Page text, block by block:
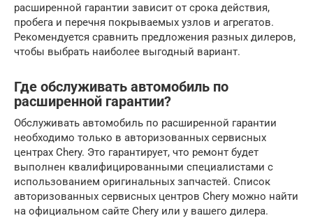
расширенной гарантии зависит от срока действия,
пробега и перечня покрываемых узлов и агрегатов.
Рекомендуется сравнить предложения разных дилеров,
чтобы выбрать наиболее выгодный вариант.
Где обслуживать автомобиль по
расширенной гарантии?
Обслуживать автомобиль по расширенной гарантии
необходимо только в авторизованных сервисных
центрах Chery. Это гарантирует, что ремонт будет
выполнен квалифицированными специалистами с
использованием оригинальных запчастей. Список
авторизованных сервисных центров Chery можно найти
на официальном сайте Chery или у вашего дилера.